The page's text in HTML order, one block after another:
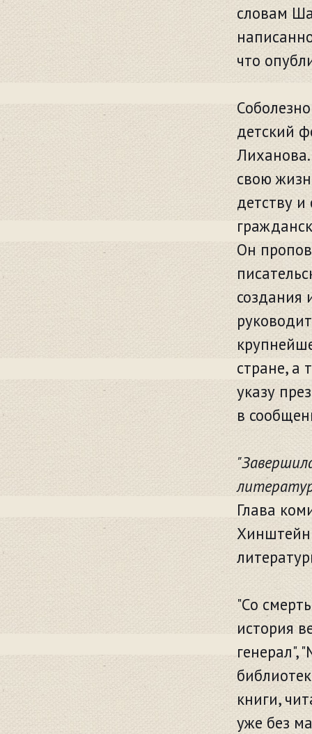
словам
что
детский
свою
детству и
Он
создания
стране, а
указу
в
Глава
Хинштейн
"Со
история
генерал",
книги,
уже без